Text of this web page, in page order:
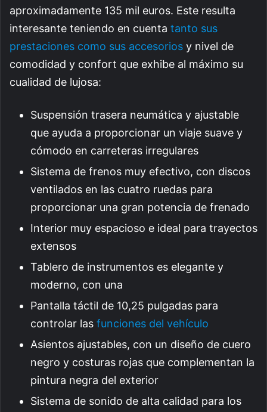
aproximadamente 135 mil euros. Este resulta
interesante teniendo en cuenta tanto sus
prestaciones como sus accesorios y nivel de
comodidad y confort que exhibe al máximo su
cualidad de lujosa:
Suspensión trasera neumática y ajustable
que ayuda a proporcionar un viaje suave y
cómodo en carreteras irregulares
Sistema de frenos muy efectivo, con discos
ventilados en las cuatro ruedas para
proporcionar una gran potencia de frenado
Interior muy espacioso e ideal para trayectos
extensos
Tablero de instrumentos es elegante y
moderno, con una
Pantalla táctil de 10,25 pulgadas para
controlar las funciones del vehículo
Asientos ajustables, con un diseño de cuero
negro y costuras rojas que complementan la
pintura negra del exterior
Sistema de sonido de alta calidad para los